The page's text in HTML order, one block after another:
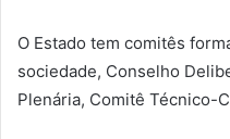
O Estado tem comitês
sociedade, Conselho
Plenária, Comitê Técnico-